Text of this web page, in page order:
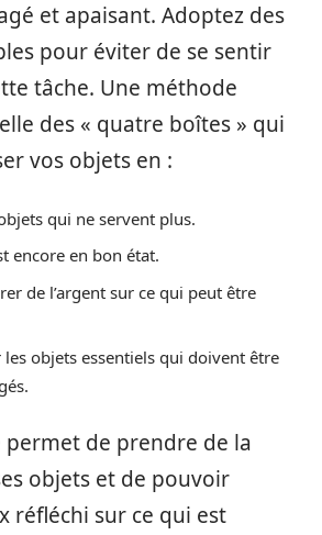
et apaisant. Adoptez des
pour éviter de se sentir
tâche. Une méthode
des « quatre boîtes » qui
vos objets en :
qui ne servent plus.
encore en bon état.
de l’argent sur ce qui peut être
objets essentiels qui doivent être
de prendre de la
objets et de pouvoir
réfléchi sur ce qui est